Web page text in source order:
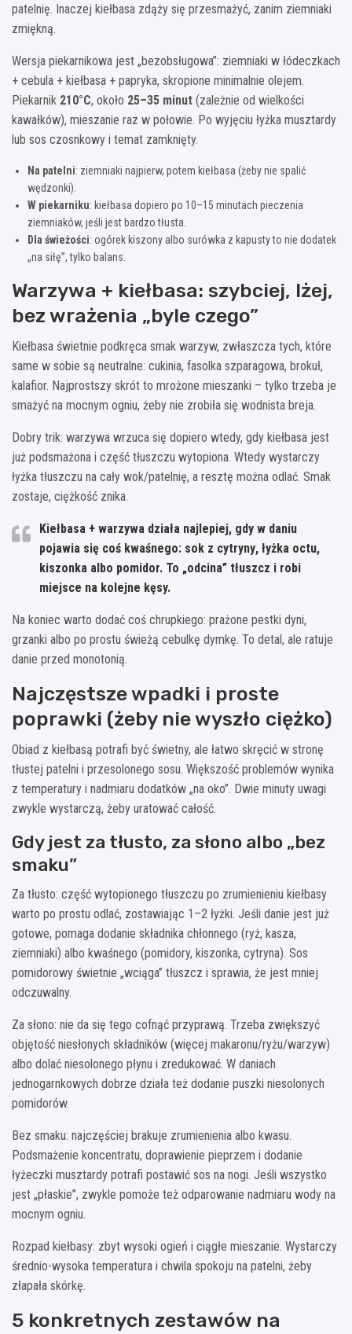
patelnię. Inaczej kiełbasa zdąży się przesmażyć, zanim ziemniaki
zmiękną.
Wersja piekarnikowa jest „bezobsługowa”: ziemniaki w łódeczkach
+ cebula + kiełbasa + papryka, skropione minimalnie olejem.
Piekarnik 210°C, około 25–35 minut (zależnie od wielkości
kawałków), mieszanie raz w połowie. Po wyjęciu łyżka musztardy
lub sos czosnkowy i temat zamknięty.
Na patelni: ziemniaki najpierw, potem kiełbasa (żeby nie spalić
wędzonki).
W piekarniku: kiełbasa dopiero po 10–15 minutach pieczenia
ziemniaków, jeśli jest bardzo tłusta.
Dla świeżości: ogórek kiszony albo surówka z kapusty to nie dodatek
„na siłę”, tylko balans.
Warzywa + kiełbasa: szybciej, lżej,
bez wrażenia „byle czego”
Kiełbasa świetnie podkręca smak warzyw, zwłaszcza tych, które
same w sobie są neutralne: cukinia, fasolka szparagowa, brokuł,
kalafior. Najprostszy skrót to mrożone mieszanki – tylko trzeba je
smażyć na mocnym ogniu, żeby nie zrobiła się wodnista breja.
Dobry trik: warzywa wrzuca się dopiero wtedy, gdy kiełbasa jest
już podsmażona i część tłuszczu wytopiona. Wtedy wystarczy
łyżka tłuszczu na cały wok/patelnię, a resztę można odlać. Smak
zostaje, ciężkość znika.
Kiełbasa + warzywa działa najlepiej, gdy w daniu
pojawia się coś kwaśnego: sok z cytryny, łyżka octu,
kiszonka albo pomidor. To „odcina” tłuszcz i robi
miejsce na kolejne kęsy.
Na koniec warto dodać coś chrupkiego: prażone pestki dyni,
grzanki albo po prostu świeżą cebulkę dymkę. To detal, ale ratuje
danie przed monotonią.
Najczęstsze wpadki i proste
poprawki (żeby nie wyszło ciężko)
Obiad z kiełbasą potrafi być świetny, ale łatwo skręcić w stronę
tłustej patelni i przesolonego sosu. Większość problemów wynika
z temperatury i nadmiaru dodatków „na oko”. Dwie minuty uwagi
zwykle wystarczą, żeby uratować całość.
Gdy jest za tłusto, za słono albo „bez
smaku”
Za tłusto: część wytopionego tłuszczu po zrumienieniu kiełbasy
warto po prostu odlać, zostawiając 1–2 łyżki. Jeśli danie jest już
gotowe, pomaga dodanie składnika chłonnego (ryż, kasza,
ziemniaki) albo kwaśnego (pomidory, kiszonka, cytryna). Sos
pomidorowy świetnie „wciąga” tłuszcz i sprawia, że jest mniej
odczuwalny.
Za słono: nie da się tego cofnąć przyprawą. Trzeba zwiększyć
objętość niesłonych składników (więcej makaronu/ryżu/warzyw)
albo dolać niesolonego płynu i zredukować. W daniach
jednogarnkowych dobrze działa też dodanie puszki niesolonych
pomidorów.
Bez smaku: najczęściej brakuje zrumienienia albo kwasu.
Podsmażenie koncentratu, doprawienie pieprzem i dodanie
łyżeczki musztardy potrafi postawić sos na nogi. Jeśli wszystko
jest „płaskie”, zwykle pomoże też odparowanie nadmiaru wody na
mocnym ogniu.
Rozpad kiełbasy: zbyt wysoki ogień i ciągłe mieszanie. Wystarczy
średnio-wysoka temperatura i chwila spokoju na patelni, żeby
złapała skórkę.
5 konkretnych zestawów na